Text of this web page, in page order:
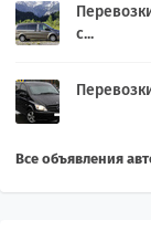
с...
Все объявления